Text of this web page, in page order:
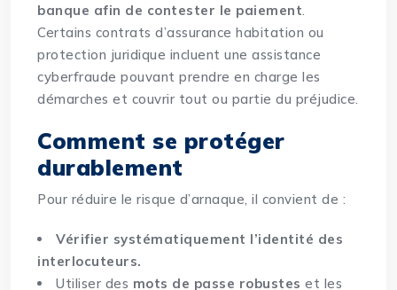
banque afin de contester le paiement.
Certains contrats d’assurance habitation ou
protection juridique incluent une assistance
cyberfraude pouvant prendre en charge les
démarches et couvrir tout ou partie du préjudice.
Comment se protéger
durablement
Pour réduire le risque d’arnaque, il convient de :
Vérifier systématiquement l’identité des
interlocuteurs.
Utiliser des mots de passe robustes et les